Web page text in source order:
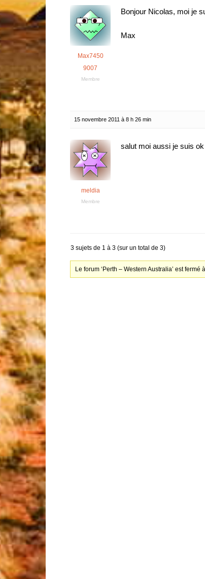
Max7450
9007
Membre
Bonjour Nicolas, moi je
Max
15 novembre 2011 à 8 h 26 min
meldia
Membre
salut moi aussi je suis
3 sujets de 1 à 3 (sur un total de 3)
Le forum ‘Perth – Western Australia’ est